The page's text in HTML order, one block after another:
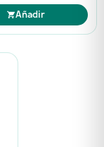
Añadir